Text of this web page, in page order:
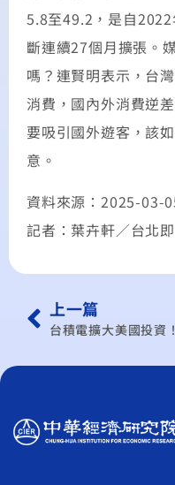
5.8至49.2，是自
斷連續27個月擴張。
嗎？連賢明表示，台
消費，國內外消費逆
要吸引國外遊客，該
意。
資料來源：2025-03-
記者：葉卉軒／台北
上一篇